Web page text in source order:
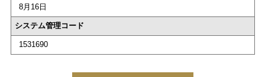
8月16日
システム管理コード
1531690